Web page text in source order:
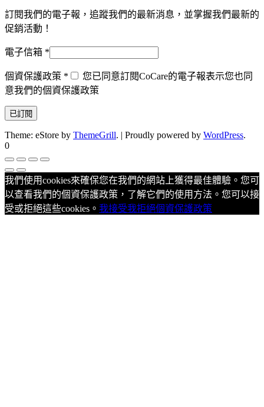
訂閱我們的電子報，追蹤我們的最新消息，並掌握我們最新的
促銷活動！
電子信箱 *
個資保護政策 *
您已同意訂閱CoCare的電子報表示您也同
意我們的個資保護政策
Theme: eStore by ThemeGrill. | Proudly powered by WordPress.
0
我們使用cookies來確保您在我們的網站上獲得最佳體驗。您可
以查看我們的個資保護政策，了解它們的使用方法。您可以接
受或拒絕這些cookies。 我接受我拒絕個資保護政策